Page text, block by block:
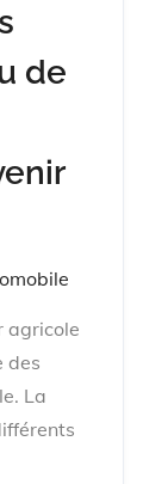
de
agricole
des
La